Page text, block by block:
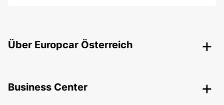
Über Europcar Österreich
Business Center